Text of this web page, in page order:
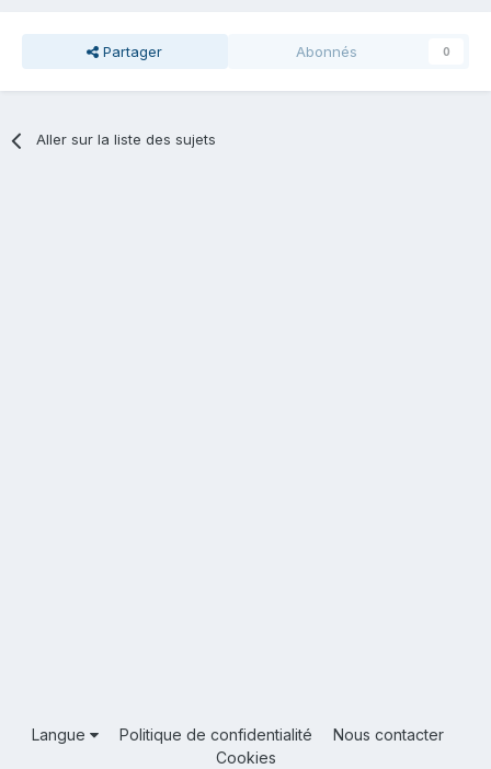
Partager Abonnés 0
Aller sur la liste des sujets
Langue Politique de confidentialité
Nous contacter
Cookies